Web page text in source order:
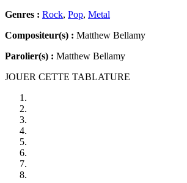
Genres : Rock, Pop, Metal
Compositeur(s) : Matthew Bellamy
Parolier(s) : Matthew Bellamy
JOUER CETTE TABLATURE